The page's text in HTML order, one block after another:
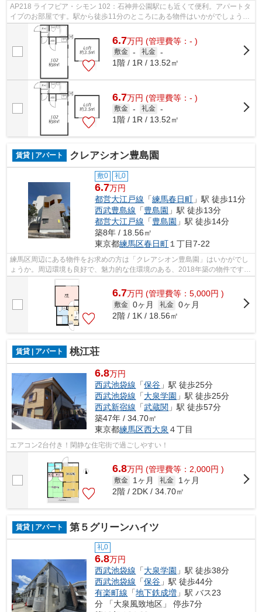
AP218 ライフピア・シモン 102：石神井公園駅にも近くて便利。アパートタ
イプのお部屋です。駅から徒歩11分のところにある物件はいかがでしょう
か。練馬区の住環境は利便性に優れてお...
6.7万円 (管理費等：- )
敷金 - 礼金 -
1階 / 1R / 13.52㎡
6.7万円 (管理費等：- )
敷金 - 礼金 -
1階 / 1R / 13.52㎡
賃貸 | アパート クレアシオン豊島園
敷0 礼0
6.7万円
都営大江戸線 「練馬春日町 」駅 徒歩11分
西武豊島線 「豊島園 」駅 徒歩13分
都営大江戸線 「豊島園 」駅 徒歩14分
築8年 / 18.56㎡
東京都練馬区春日町 １丁目7-22
練馬区周辺にある物件をお求めの方は「クレアシオン豊島園」はいかがでし
ょうか。周辺環境も良好で、魅力的な住環境のある、2018年築の物件です。
駅まで徒歩11分の物件です。今引っ越...
6.7万円 (管理費等：5,000円 )
敷金 0ヶ月 礼金 0ヶ月
2階 / 1K / 18.56㎡
賃貸 | アパート 桃江荘
6.8万円
西武池袋線 「保谷 」駅 徒歩25分
西武池袋線 「大泉学園 」駅 徒歩25分
西武新宿線 「武蔵関 」駅 徒歩57分
築47年 / 34.70㎡
東京都練馬区西大泉 ４丁目
エアコン2台付き！閑静な住宅街で過ごしやすい！
6.8万円 (管理費等：2,000円 )
敷金 1ヶ月 礼金
1ヶ月
2階 / 2DK / 34.70㎡
賃貸 | アパート 第５グリーンハイツ
礼0
6.8万円
西武池袋線 「大泉学園 」駅 徒歩38分
西武池袋線 「保谷 」駅 徒歩44分
有楽町線 「地下鉄成増 」駅 バス23
分 「大泉風致地区」 停歩7分